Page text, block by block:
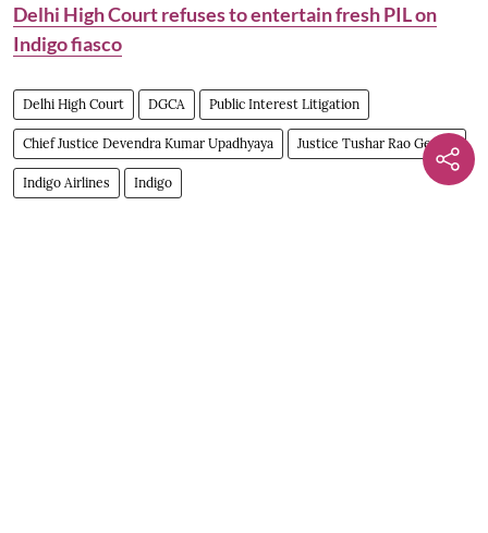
Delhi High Court refuses to entertain fresh PIL on
Indigo fiasco
Delhi High Court DGCA Public Interest Litigation
Chief Justice Devendra Kumar Upadhyaya Justice Tushar Rao Gedela
Indigo Airlines Indigo